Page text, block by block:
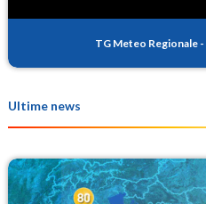
TG Meteo Regionale -
Ultime news